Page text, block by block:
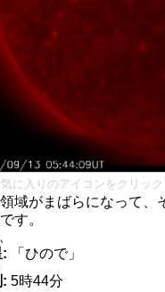
に入りのアイコンをクリック
域がまばらになって、
す。
:
「ひので」
: 5時44分